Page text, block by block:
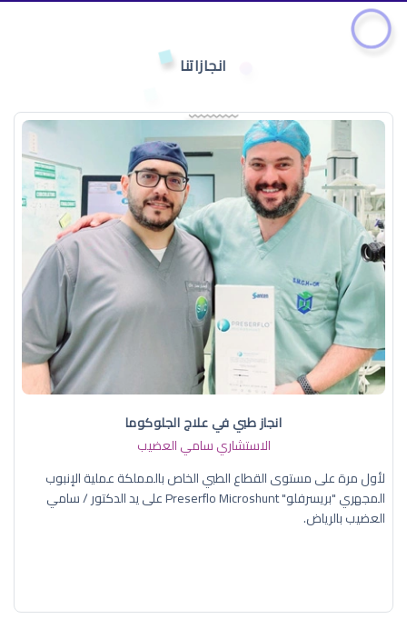
انجازاتنا
انجاز طبي في علاج الجلوكوما
الاستشاري سامي العضيب
لأول مرة على مستوى القطاع الطبي الخاص بالمملكة عملية الإنبوب
المجهري "بريسرفلو" Preserflo Microshunt على يد الدكتور / سامي
العضيب بالرياض.